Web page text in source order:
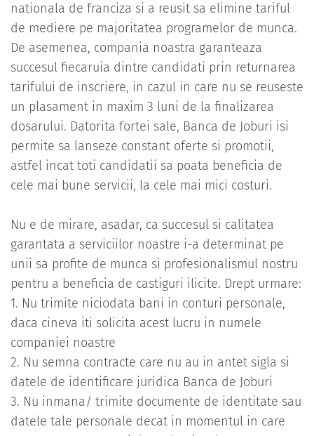
nationala de franciza si a reusit sa elimine tariful
de mediere pe majoritatea programelor de munca.
De asemenea, compania noastra garanteaza
succesul fiecaruia dintre candidati prin returnarea
tarifului de inscriere, in cazul in care nu se reuseste
un plasament in maxim 3 luni de la finalizarea
dosarului. Datorita fortei sale, Banca de Joburi isi
permite sa lanseze constant oferte si promotii,
astfel incat toti candidatii sa poata beneficia de
cele mai bune servicii, la cele mai mici costuri.
Nu e de mirare, asadar, ca succesul si calitatea
garantata a serviciilor noastre i-a determinat pe
unii sa profite de munca si profesionalismul nostru
pentru a beneficia de castiguri ilicite. Drept urmare:
1. Nu trimite niciodata bani in conturi personale,
daca cineva iti solicita acest lucru in numele
companiei noastre
2. Nu semna contracte care nu au in antet sigla si
datele de identificare juridica Banca de Joburi
3. Nu inmana/ trimite documente de identitate sau
datele tale personale decat in momentul in care